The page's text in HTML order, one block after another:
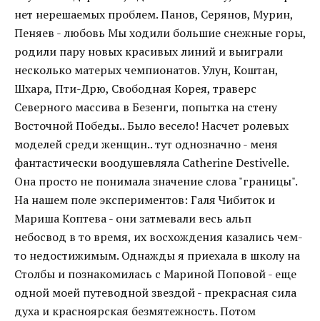
нет нерешаемых проблем. Панов, Серянов, Мурин,
Пеняев - любовь Мы ходили большие снежные горы,
родили пару новых красивых линий и выиграли
несколько матерых чемпионатов. Улун, Коштан,
Шхара, Пти-Дрю, Свободная Корея, траверс
Северного массива в Безенги, попытка на стену
Восточной Победы.. Было весело! Насчет ролевых
моделей среди женщин.. тут однозначно - меня
фантастически воодушевляла Catherine Destivelle.
Она просто не понимала значение слова "границы".
На нашем поле экспериментов: Галя Чибиток и
Мариша Коптева - они затмевали весь альп
небосвод в то время, их восхождения казались чем-
то недостижимым. Однажды я приехала в школу на
Столбы и познакомилась с Мариной Поповой - еще
одной моей путеводной звездой - прекрасная сила
духа и красноярская безмятежность. Потом